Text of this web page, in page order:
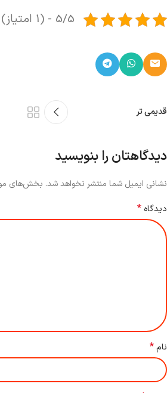
5/5 - (1 امتیاز)
قدیمی تر
دیدگاهتان را بنویسید
نشانی ایمیل شما منتشر نخواهد شد. بخش‌های
دیدگاه *
نام*